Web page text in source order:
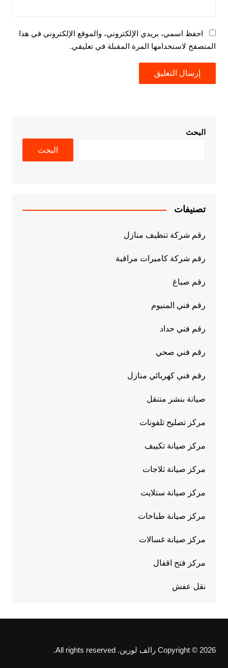
احفظ اسمي، بريدي الإلكتروني، والموقع الإلكتروني في هذا
المتصفح لاستخدامها المرة المقبلة في تعليقي.
البحث
البحث
تصنيفات
رقم شركة تنظيف منازل
رقم شركة كاميرات مراقبة
رقم صباغ
رقم فني المنيوم
رقم فني حداد
رقم فني صحي
رقم فني كهربائي منازل
صيانة بنشر متنقل
مركز تصليح تلفونات
مركز صيانة تكييف
مركز صيانة ثلاجات
مركز صيانة ستلايت
مركز صيانة طباخات
مركز صيانة غسالات
مركز فتح اقفال
نقل عفش
Copyright © 2026 رالف لورين. All rights reserved.